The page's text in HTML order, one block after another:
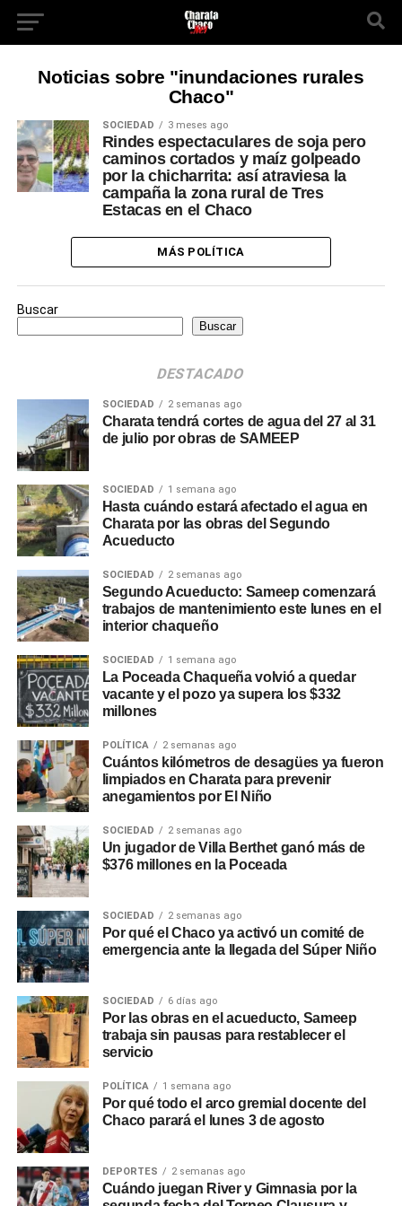
Noticias sobre "inundaciones rurales
Chaco"
SOCIEDAD 3 meses ago
Rindes espectaculares de soja pero
caminos cortados y maíz golpeado
por la chicharrita: así atraviesa la
campaña la zona rural de Tres
Estacas en el Chaco
MÁS POLÍTICA
Buscar
Buscar
DESTACADO
SOCIEDAD 2 semanas ago
Charata tendrá cortes de agua del 27 al 31
de julio por obras de SAMEEP
SOCIEDAD 1 semana ago
Hasta cuándo estará afectado el agua en
Charata por las obras del Segundo
Acueducto
SOCIEDAD 2 semanas ago
Segundo Acueducto: Sameep comenzará
trabajos de mantenimiento este lunes en el
interior chaqueño
SOCIEDAD 1 semana ago
La Poceada Chaqueña volvió a quedar
vacante y el pozo ya supera los $332
millones
POLÍTICA 2 semanas ago
Cuántos kilómetros de desagües ya fueron
limpiados en Charata para prevenir
anegamientos por El Niño
SOCIEDAD 2 semanas ago
Un jugador de Villa Berthet ganó más de
$376 millones en la Poceada
SOCIEDAD 2 semanas ago
Por qué el Chaco ya activó un comité de
emergencia ante la llegada del Súper Niño
SOCIEDAD 6 días ago
Por las obras en el acueducto, Sameep
trabaja sin pausas para restablecer el
servicio
POLÍTICA 1 semana ago
Por qué todo el arco gremial docente del
Chaco parará el lunes 3 de agosto
DEPORTES 2 semanas ago
Cuándo juegan River y Gimnasia por la